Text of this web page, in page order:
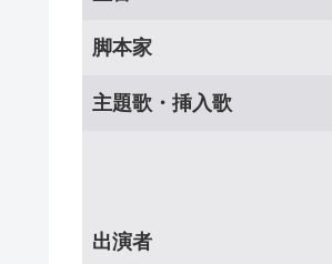
脚本家
主題歌・挿入歌
出演者